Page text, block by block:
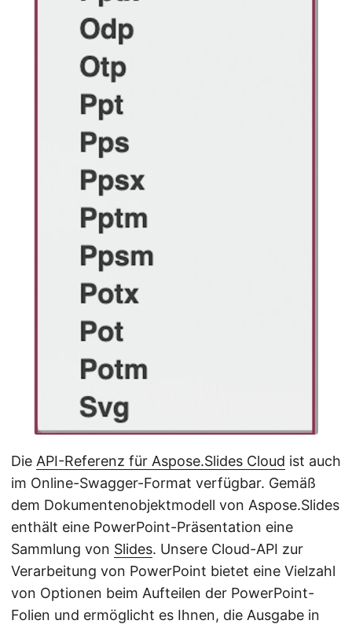
Die API-Referenz für Aspose.Slides Cloud ist auch
im Online-Swagger-Format verfügbar. Gemäß
dem Dokumentenobjektmodell von Aspose.Slides
enthält eine PowerPoint-Präsentation eine
Sammlung von Slides. Unsere Cloud-API zur
Verarbeitung von PowerPoint bietet eine Vielzahl
von Optionen beim Aufteilen der PowerPoint-
Folien und ermöglicht es Ihnen, die Ausgabe in